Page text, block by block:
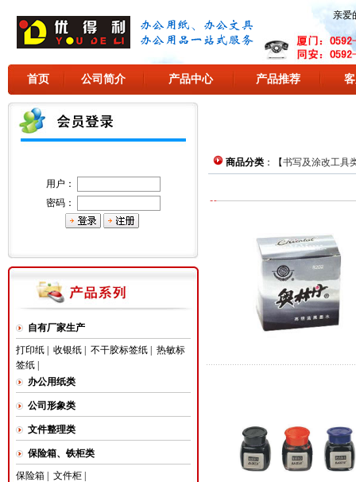
亲爱
首页 公司简介 产品中心 产品推荐
用户：
密码：
自有厂家生产
打印纸| 收银纸| 不干胶标签纸| 热敏标
签纸|
办公用纸类
公司形象类
文件整理类
保险箱、铁柜类
保险箱| 文件柜|
商品分类：【书写及涂改工具